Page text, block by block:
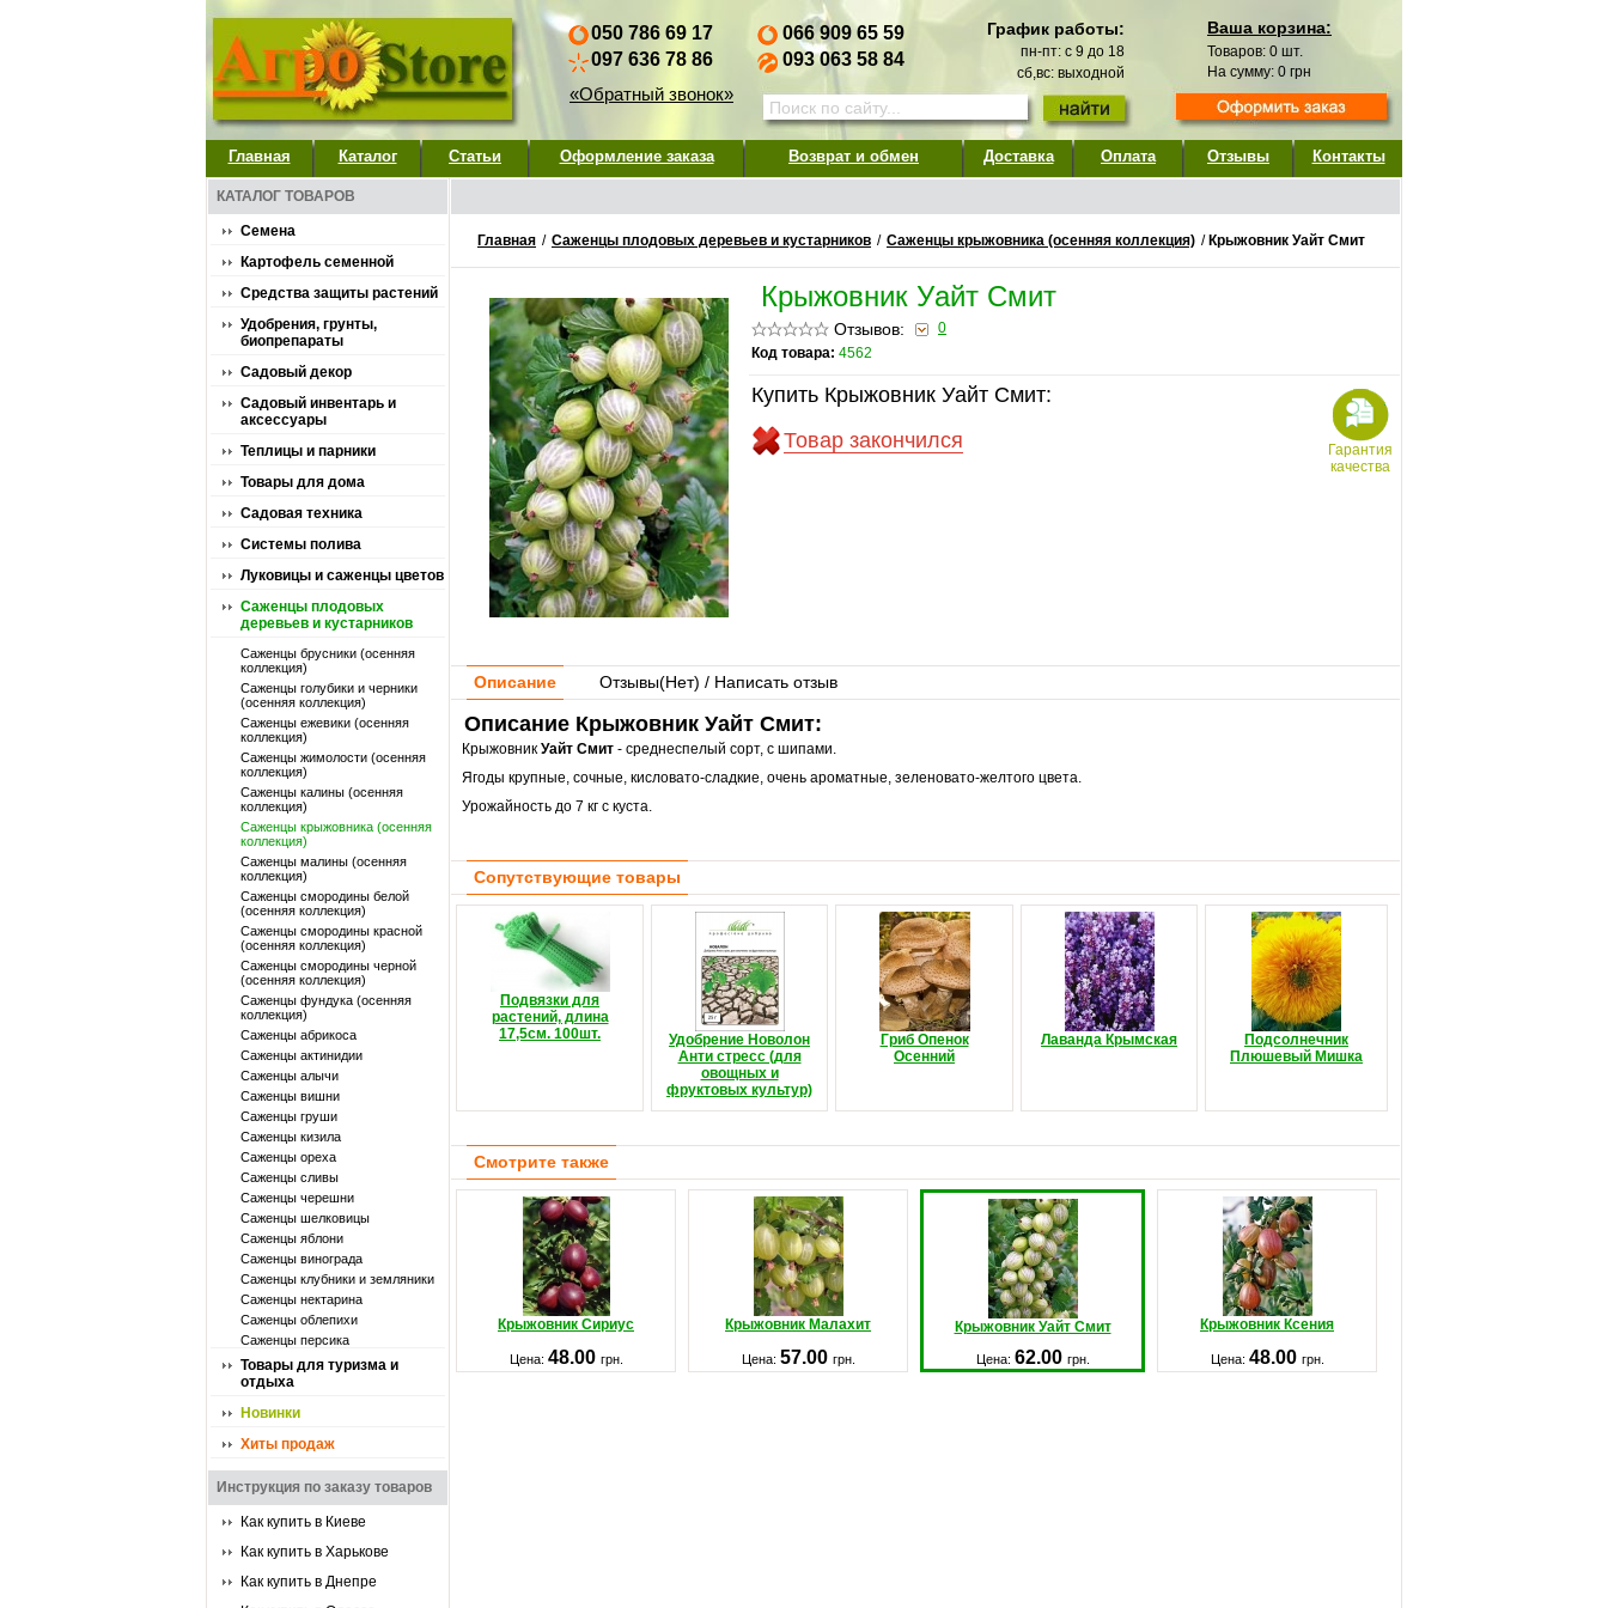
050 786 69 17
097 636 78 86
«Обратный звонок»
066 909 65 59
093 063 58 84
График работы:
пн-пт: с 9 до 18
сб,вс: выходной
Ваша корзина:
Товаров: 0 шт.
На сумму: 0 грн
Главная Каталог Статьи Оформление заказа Возврат и обмен Доставка Оплата Отзывы Контакты
КАТАЛОГ ТОВАРОВ
Семена
Картофель семенной
Средства защиты растений
Удобрения, грунты,
биопрепараты
Садовый декор
Садовый инвентарь и
аксессуары
Теплицы и парники
Товары для дома
Садовая техника
Системы полива
Луковицы и саженцы цветов
Саженцы плодовых
деревьев и кустарников
Саженцы брусники (осенняя
коллекция)
Саженцы голубики и черники
(осенняя коллекция)
Саженцы ежевики (осенняя
коллекция)
Саженцы жимолости (осенняя
коллекция)
Саженцы калины (осенняя
коллекция)
Саженцы крыжовника (осенняя
коллекция)
Саженцы малины (осенняя
коллекция)
Саженцы смородины белой
(осенняя коллекция)
Саженцы смородины красной
(осенняя коллекция)
Саженцы смородины черной
(осенняя коллекция)
Саженцы фундука (осенняя
коллекция)
Саженцы абрикоса
Саженцы актинидии
Саженцы алычи
Саженцы вишни
Саженцы груши
Саженцы кизила
Саженцы ореха
Саженцы сливы
Саженцы черешни
Саженцы шелковицы
Саженцы яблони
Саженцы винограда
Саженцы клубники и земляники
Саженцы нектарина
Саженцы облепихи
Саженцы персика
Товары для туризма и
отдыха
Новинки
Хиты продаж
Инструкция по заказу товаров
Как купить в Киеве
Как купить в Харькове
Как купить в Днепре
Главная / Саженцы плодовых деревьев и кустарников / Саженцы крыжовника (осенняя коллекция) / Крыжовник Уайт Смит
Крыжовник Уайт Смит
Отзывов:
0
Код товара: 4562
Купить Крыжовник Уайт Смит:
Товар закончился
Гарантия
качества
Описание Отзывы(Нет) / Написать отзыв
Описание Крыжовник Уайт Смит:
Крыжовник Уайт Смит - среднеспелый сорт, с шипами.
Ягоды крупные, сочные, кисловато-сладкие, очень ароматные, зеленовато-желтого цвета.
Урожайность до 7 кг с куста.
Сопутствующие товары
Подвязки для
растений, длина
17,5см. 100шт.
Удобрение Новолон
Анти стресс (для
овощных и
фруктовых культур)
Гриб Опенок
Осенний
Лаванда Крымская
Подсолнечник
Плюшевый Мишка
Смотрите также
Крыжовник Сириус Крыжовник Малахит Крыжовник Уайт Смит Крыжовник Ксения
Цена: 48.00 грн. Цена: 57.00 грн. Цена: 62.00 грн. Цена: 48.00 грн.